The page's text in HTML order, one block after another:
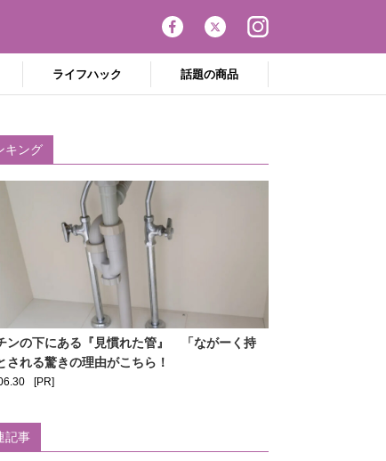
ライフハック 話題の商品
キング
ンの下にある『見慣れた管』 「ながーく持
される驚きの理由がこちら！
[PR]
記事